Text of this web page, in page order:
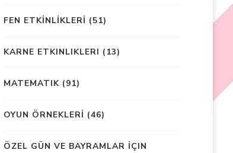
FEN ETKİNLİKLERİ (51)
KARNE ETKINLIKLERI (13)
MATEMATIK(91)
OYUN ÖRNEKLERİ (46)
ÖZEL GÜN VE BAYRAMLAR İÇIN